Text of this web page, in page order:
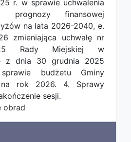
r. w sprawie uchwalenia
prognozy finansowej
na lata 2026-2040, e.
zmieniająca uchwałę nr
25 Rady Miejskiej w
z dnia 30 grudnia 2025
budżetu Gminy
rok 2026. 4. Sprawy
sesji.
obrad